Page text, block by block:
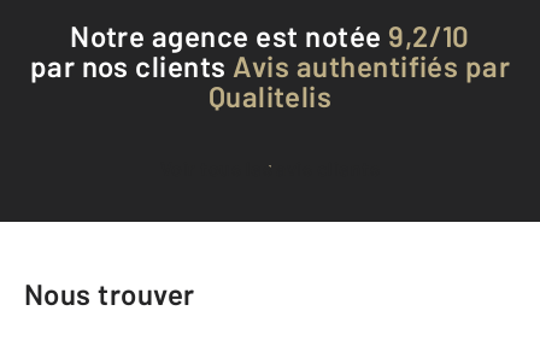
Notre agence est notée 9,2/10
par nos clients Avis authentifiés par
Qualitelis
Voir tous les avis clients
Nous trouver